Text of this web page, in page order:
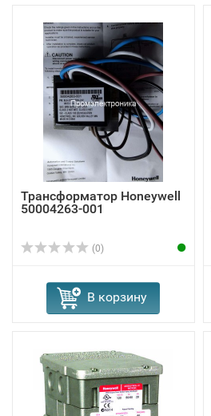
Трансформатор Honeywell
50004263-001
(0)
В корзину